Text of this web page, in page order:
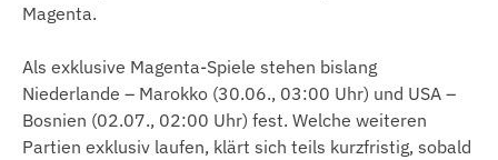
Magenta.
Als exklusive Magenta-Spiele stehen bislang
Niederlande – Marokko (30.06., 03:00 Uhr) und USA –
Bosnien (02.07., 02:00 Uhr) fest. Welche weiteren
Partien exklusiv laufen, klärt sich teils kurzfristig, sobald